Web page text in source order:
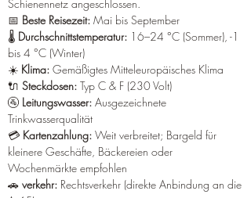
Schienennetz angeschlossen.
📅 Beste Reisezeit: Mai bis September
🌡️ Durchschnittstemperatur: 16–24 °C (Sommer), -1
bis 4 °C (Winter)
☀️ Klima: Gemäßigtes Mitteleuropäisches Klima
🔌 Steckdosen: Typ C & F (230 Volt)
🚰 Leitungswasser: Ausgezeichnete
Trinkwasserqualität
💳 Kartenzahlung: Weit verbreitet; Bargeld für
kleinere Geschäfte, Bäckereien oder
Wochenmärkte empfohlen
🚗 verkehr: Rechtsverkehr (direkte Anbindung an die